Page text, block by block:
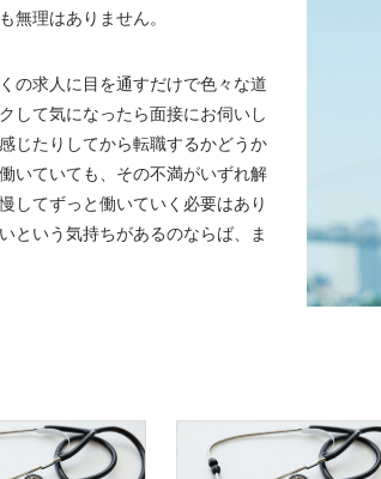
無理はありません。
の求人に目を通すだけで色々な道
して気になったら面接にお伺いし
じたりしてから転職するかどうか
いていても、その不満がいずれ解
してずっと働いていく必要はあり
という気持ちがあるのならば、ま